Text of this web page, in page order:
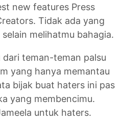
new features Press
Tidak ada yang
melihatmu bahagia.
teman-teman palsu
yang hanya memantau
bijak buat haters ini pas
yang membencimu.
untuk haters.